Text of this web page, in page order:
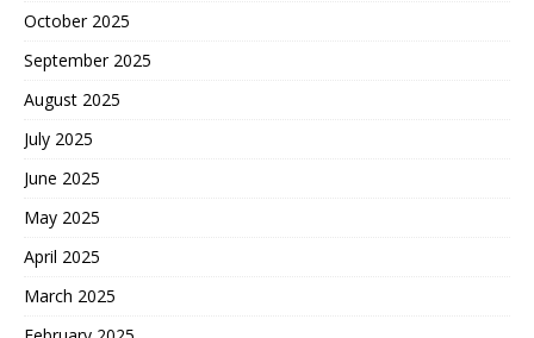
October 2025
September 2025
August 2025
July 2025
June 2025
May 2025
April 2025
March 2025